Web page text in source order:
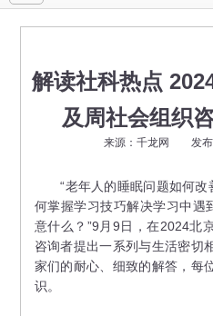
首 页
科普活动
解读社科热点
及周社会组织
来源：千龙网 发布
“老年人的睡眠问题如何改
何掌握学习技巧解决学习中遇
意什么？”9月9日，在2024北
咨询者提出一系列与生活密切
家们的耐心、细致的解答，每
识。